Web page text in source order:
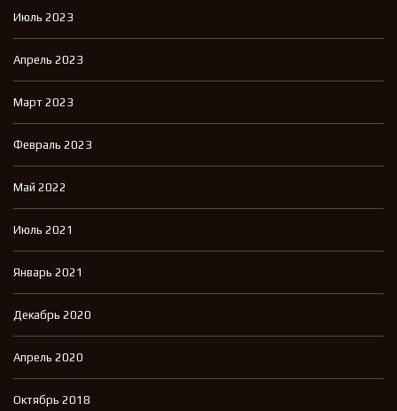
Июль 2023
Апрель 2023
Март 2023
Февраль 2023
Май 2022
Июль 2021
Январь 2021
Декабрь 2020
Апрель 2020
Октябрь 2018